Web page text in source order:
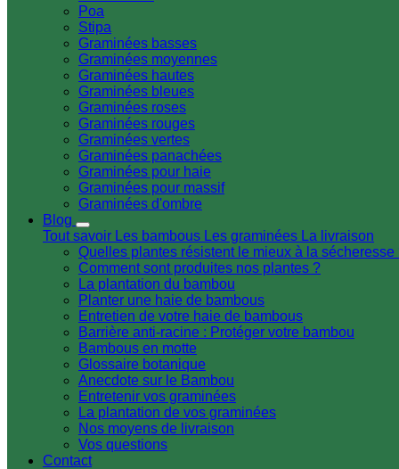
Poa
Stipa
Graminées basses
Graminées moyennes
Graminées hautes
Graminées bleues
Graminées roses
Graminées rouges
Graminées vertes
Graminées panachées
Graminées pour haie
Graminées pour massif
Graminées d'ombre
Blog
Tout savoir Les bambous Les graminées La livraison
Quelles plantes résistent le mieux à la sécheresse
Comment sont produites nos plantes ?
La plantation du bambou
Planter une haie de bambous
Entretien de votre haie de bambous
Barrière anti-racine : Protéger votre bambou
Bambous en motte
Glossaire botanique
Anecdote sur le Bambou
Entretenir vos graminées
La plantation de vos graminées
Nos moyens de livraison
Vos questions
Contact